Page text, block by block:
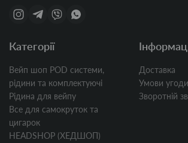
Категорії
Вейп шоп POD системи,
рідини та комплектуючі
Рідина для вейпу
Все для самокруток та
цигарок
HEADSHOP (ХЕДШОП)
Доставка
Умови угоди
Зворотній